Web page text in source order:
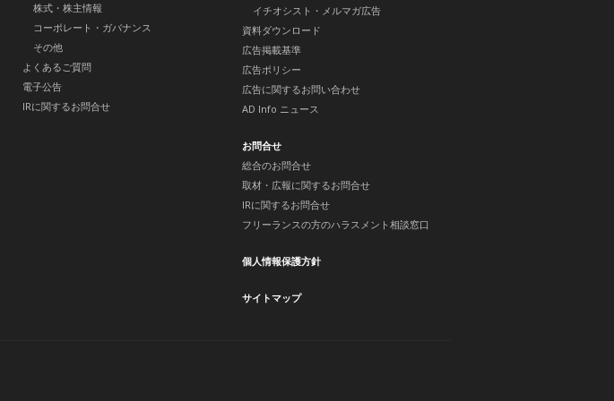
株式・株主情報
コーポレート・ガバナンス
その他
よくあるご質問
電子公告
IRに関するお問合せ
イチオシスト・メルマガ広告
資料ダウンロード
広告掲載基準
広告ポリシー
広告に関するお問い合わせ
AD Info ニュース
お問合せ
総合のお問合せ
取材・広報に関するお問合せ
IRに関するお問合せ
フリーランスの方のハラスメント相談窓口
個人情報保護方針
サイトマップ